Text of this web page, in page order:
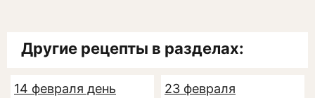
Другие рецепты в разделах:
14 февраля день
23 февраля